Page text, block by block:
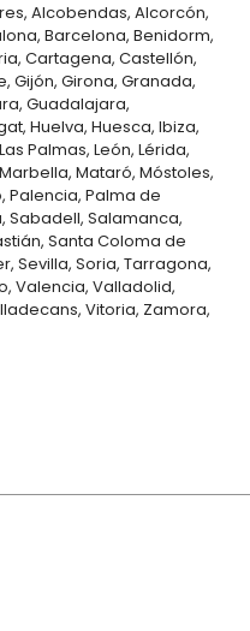
Alcobendas, Alcorcón,
Barcelona, Benidorm,
Cartagena, Castellón,
Gijón, Girona, Granada,
Guadalajara,
Huelva, Huesca, Ibiza,
Palmas, León, Lérida,
Mataró, Móstoles,
Palencia, Palma de
Sabadell, Salamanca,
Santa Coloma de
Sevilla, Soria, Tarragona,
Valencia, Valladolid,
Vitoria, Zamora,